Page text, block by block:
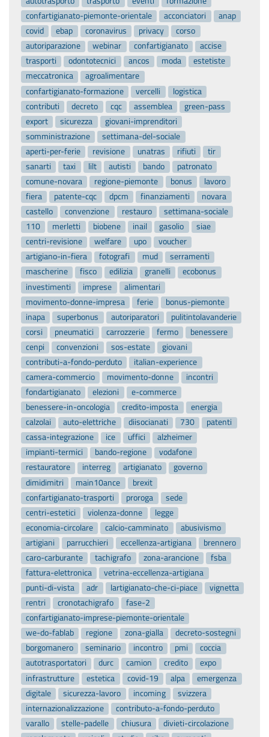
confartigianato-piemonte-orientale
acconciatori
anap
covid
ebap coronavirus privacy
corso
autoriparazione
webinar confartigianato
accise
trasporti
odontotecnici ancos moda
estetiste
meccatronica
agroalimentare
confartigianato-formazione
vercelli
logistica
contributi
decreto cqc assemblea
green-pass
export
sicurezza
giovani-imprenditori
somministrazione
settimana-del-sociale
aperti-per-ferie
revisione unatras rifiuti
tir
sanarti
taxi lilt autisti bando
patronato
comune-novara
regione-piemonte bonus
lavoro
fiera
patente-cqc dpcm finanziamenti
novara
castello
convenzione restauro
settimana-sociale
110
merletti biobene inail gasolio
siae
centri-revisione
welfare upo
voucher
artigiano-in-fiera
fotografi mud
serramenti
mascherine
fisco edilizia granelli
ecobonus
investimenti
imprese
alimentari
movimento-donne-impresa
ferie
bonus-piemonte
inapa
superbonus autoriparatori
pulitintolavanderie
corsi
pneumatici carrozzerie fermo
benessere
cenpi
convenzioni sos-estate
giovani
contributi-a-fondo-perduto
italian-experience
camera-commercio
movimento-donne
incontri
fondartigianato
elezioni
e-commerce
benessere-in-oncologia
credito-imposta
energia
calzolai
auto-elettriche diisocianati 730
patenti
cassa-integrazione
ice uffici
alzheimer
impianti-termici
bando-regione
vodafone
restauratore
interreg artigianato
governo
dimidimitri
main10ance
brexit
confartigianato-trasporti
proroga
sede
centri-estetici
violenza-donne
legge
economia-circolare
calcio-camminato
abusivismo
artigiani
parrucchieri eccellenza-artigiana
brennero
caro-carburante
tachigrafo zona-arancione
fsba
fattura-elettronica
vetrina-eccellenza-artigiana
punti-di-vista
adr lartigianato-che-ci-piace
vignetta
rentri
cronotachigrafo
fase-2
confartigianato-imprese-piemonte-orientale
we-do-fablab
regione zona-gialla
decreto-sostegni
borgomanero
seminario incontro pmi
coccia
autotrasportatori
durc camion credito
expo
infrastrutture
estetica covid-19 alpa
emergenza
digitale
sicurezza-lavoro incoming
svizzera
internazionalizzazione
contributo-a-fondo-perduto
varallo
stelle-padelle chiusura
divieti-circolazione